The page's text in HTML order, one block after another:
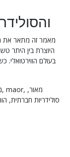
מאמר זה מתאר את
היוצרת בין היתר
בעולם הווירטואלי.
תרבות דיגיטלית, maor, מאור,
סולידריות חברתית,